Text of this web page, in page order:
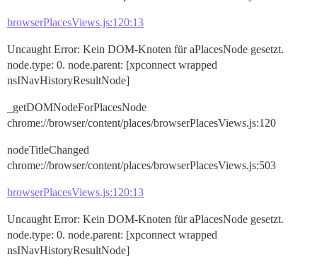
browserPlacesViews.js:120:13
Uncaught Error: Kein DOM-Knoten für aPlacesNode gesetzt.
node.type: 0. node.parent: [xpconnect wrapped
nsINavHistoryResultNode]
_getDOMNodeForPlacesNode
chrome://browser/content/places/browserPlacesViews.js:120
nodeTitleChanged
chrome://browser/content/places/browserPlacesViews.js:503
browserPlacesViews.js:120:13
Uncaught Error: Kein DOM-Knoten für aPlacesNode gesetzt.
node.type: 0. node.parent: [xpconnect wrapped
nsINavHistoryResultNode]